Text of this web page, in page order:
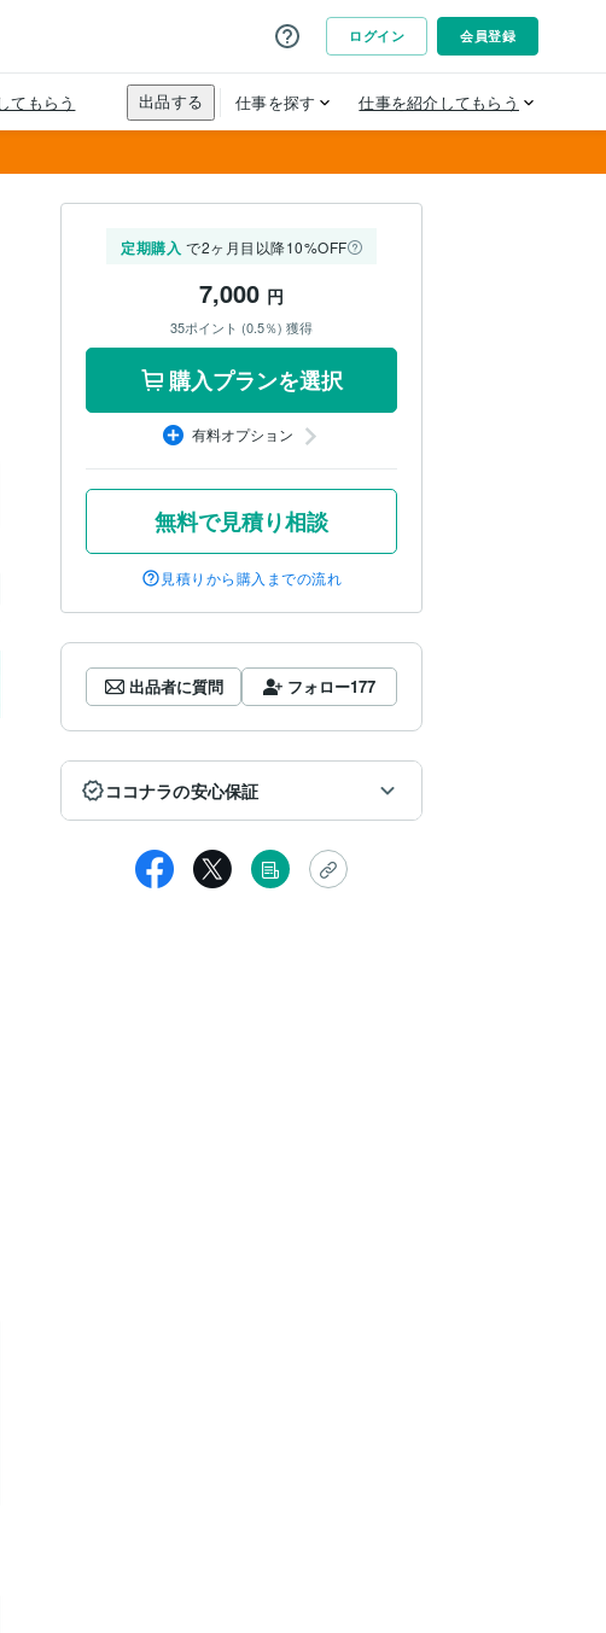
定期購入 で2ヶ月目以降10%OFF
7,000 円
35ポイント (0.5％) 獲得
購入プランを選択
有料オプション
無料で見積り相談
見積りから購入までの流れ
出品者に質問 フォロー177
ココナラの安心保証